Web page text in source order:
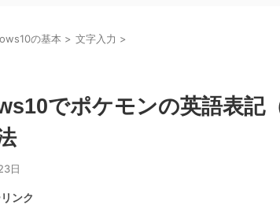
の基本 > 文字入力 >
でポケモンの英語表記
日
ンク